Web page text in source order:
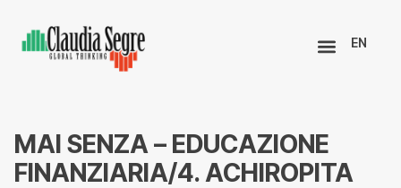
EN
MAI SENZA – EDUCAZIONE
FINANZIARIA/4. ACHIROPITA